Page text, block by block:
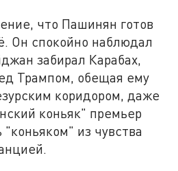
что Пашинян готов
Он спокойно наблюдал
забирал Карабах,
Трампом, обещая ему
коридором, даже
коньяк" премьер
из чувства